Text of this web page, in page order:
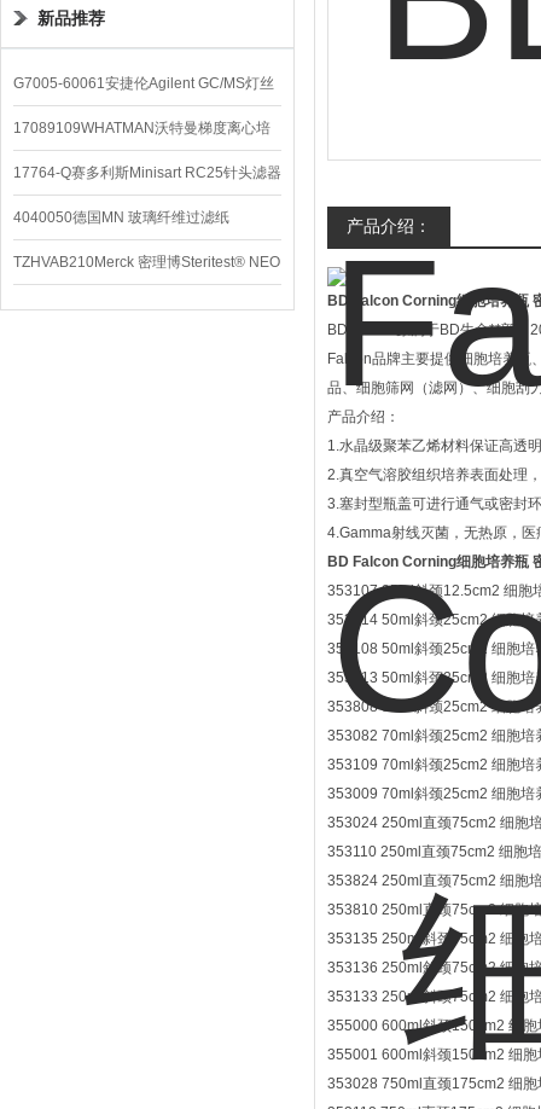
新品推荐
G7005-60061安捷伦Agilent GC/MS灯丝
配件
17089109WHATMAN沃特曼梯度离心培
养基
17764-Q赛多利斯Minisart RC25针头滤器
4040050德国MN 玻璃纤维过滤纸
TZHVAB210Merck 密理博Steritest® NEO
设备
产品介绍：
BD Falcon Corning细胞培养瓶
BD Falcon原属于BD生命**部，
Falcon品牌主要提供细胞培养瓶
品、细胞筛网（滤网）、细胞刮
产品介绍：
1.水晶级聚苯乙烯材料保证高透
2.真空气溶胶组织培养表面处理
3.塞封型瓶盖可进行通气或密封
4.Gamma射线灭菌，无热原
BD Falcon Corning细胞培养瓶
353107 25ml斜颈12.5cm2 细胞
353014 50ml斜颈25cm2 细胞培
353108 50ml斜颈25cm2 细胞培
353813 50ml斜颈25cm2 细胞培
353808 50ml斜颈25cm2 细胞培
353082 70ml斜颈25cm2 细胞培
353109 70ml斜颈25cm2 细胞培
353009 70ml斜颈25cm2 细胞培
353024 250ml直颈75cm2 细胞
353110 250ml直颈75cm2 细胞
353824 250ml直颈75cm2 细胞
353810 250ml直颈75cm2 细胞
353135 250ml斜颈75cm2 细胞
353136 250ml斜颈75cm2 细胞
353133 250ml斜颈75cm2 细胞
355000 600ml斜颈150cm2 细
355001 600ml斜颈150cm2 细
353028 750ml直颈175cm2 细